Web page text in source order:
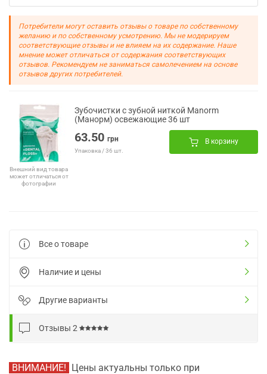
Потребители могут оставить отзывы о товаре по собственному
желанию и по собственному усмотрению. Мы не модерируем
соответствующие отзывы и не влияем на их содержание. Наше
мнение может отличаться от содержания соответствующих
отзывов. Рекомендуем не заниматься самолечением на основе
отзывов других потребителей.
Внешний вид товара
может отличаться от
фотографии
Зубочистки с зубной ниткой Manorm
(Манорм) освежающие 36 шт
63.50 грн
Упаковка / 36 шт.
В корзину
Все о товаре
Наличие и цены
Другие варианты
Отзывы 2
ВНИМАНИЕ! Цены актуальны только при